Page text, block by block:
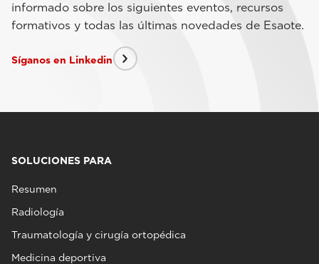
informado sobre los siguientes eventos, recursos
formativos y todas las últimas novedades de Esaote.
Síganos en Linkedin
SOLUCIONES PARA
Resumen
Radiología
Traumatología y cirugía ortopédica
Medicina deportiva